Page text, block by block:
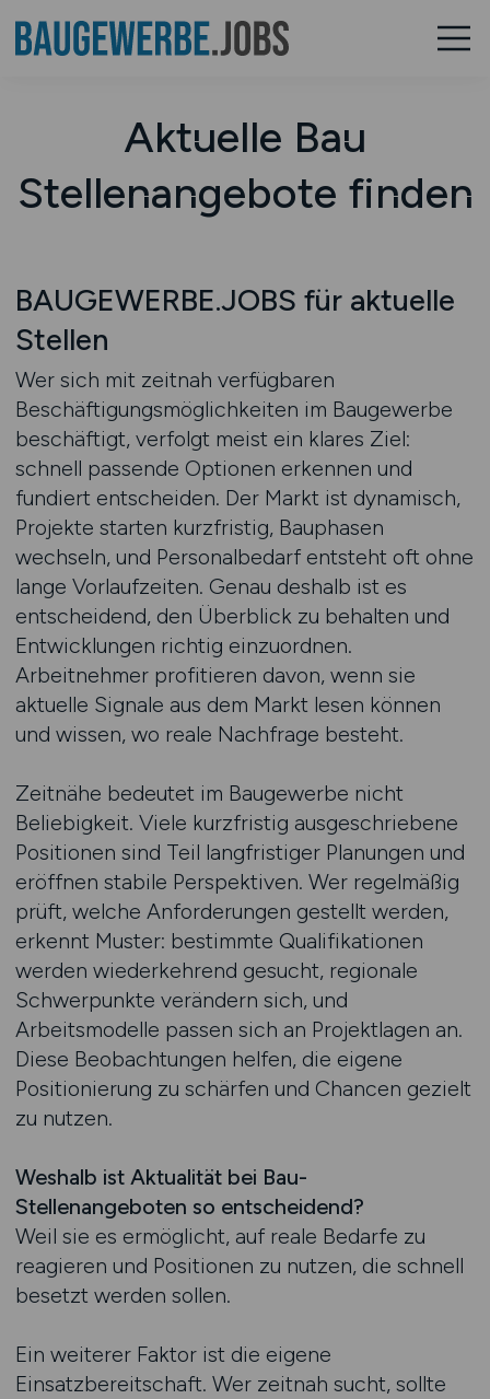
Aktuelle Bau
Stellenangebote finden
BAUGEWERBE.JOBS für aktuelle
Stellen
Wer sich mit zeitnah verfügbaren
Beschäftigungsmöglichkeiten im Baugewerbe
beschäftigt, verfolgt meist ein klares Ziel:
schnell passende Optionen erkennen und
fundiert entscheiden. Der Markt ist dynamisch,
Projekte starten kurzfristig, Bauphasen
wechseln, und Personalbedarf entsteht oft ohne
lange Vorlaufzeiten. Genau deshalb ist es
entscheidend, den Überblick zu behalten und
Entwicklungen richtig einzuordnen.
Arbeitnehmer profitieren davon, wenn sie
aktuelle Signale aus dem Markt lesen können
und wissen, wo reale Nachfrage besteht.
Zeitnähe bedeutet im Baugewerbe nicht
Beliebigkeit. Viele kurzfristig ausgeschriebene
Positionen sind Teil langfristiger Planungen und
eröffnen stabile Perspektiven. Wer regelmäßig
prüft, welche Anforderungen gestellt werden,
erkennt Muster: bestimmte Qualifikationen
werden wiederkehrend gesucht, regionale
Schwerpunkte verändern sich, und
Arbeitsmodelle passen sich an Projektlagen an.
Diese Beobachtungen helfen, die eigene
Positionierung zu schärfen und Chancen gezielt
zu nutzen.
Weshalb ist Aktualität bei Bau-
Stellenangeboten so entscheidend?
Weil sie es ermöglicht, auf reale Bedarfe zu
reagieren und Positionen zu nutzen, die schnell
besetzt werden sollen.
Ein weiterer Faktor ist die eigene
Einsatzbereitschaft. Wer zeitnah sucht, sollte